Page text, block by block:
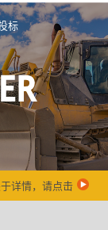
标
详情，请点击